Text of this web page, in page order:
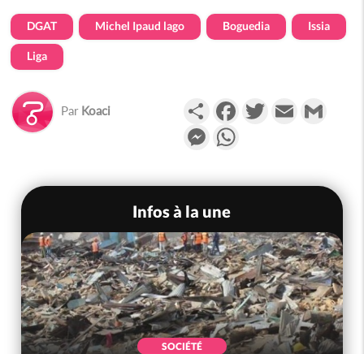
DGAT Michel Ipaud lago Boguedia Issia
Liga
Par Koaci PartagerFacebookTwitterEmail
Messenger
Infos à la une
SOCIÉTÉ